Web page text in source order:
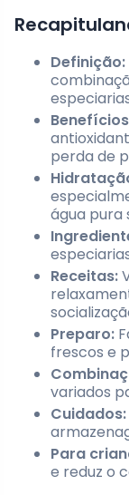
Definição:
perda de
água pura
Receitas:
Preparo:
frescos e
variados
Cuidados:
Para
e reduz o